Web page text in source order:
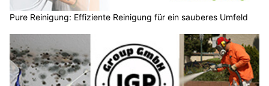
Pure Reinigung: Effiziente Reinigung für ein sauberes Umfeld